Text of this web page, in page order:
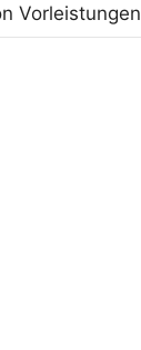
Vorleistungen